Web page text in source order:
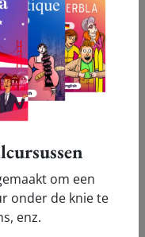
assi
assi
sfacchin
aste
sfacchin
om een
onder de knie te
enz.